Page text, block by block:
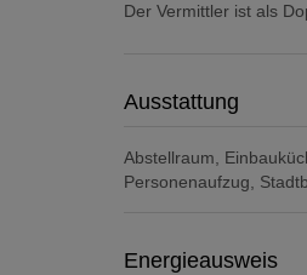
Der Vermittler ist als
Ausstattung
Abstellraum
Personenaufzug
Energieausweis